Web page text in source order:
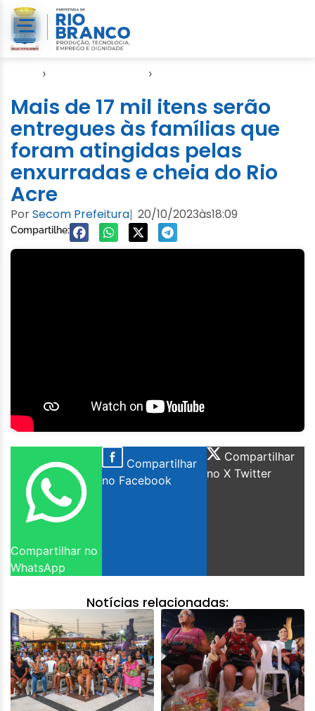
› ›
Mais de 17 mil itens serão
entregues às famílias que
foram atingidas pelas
enxurradas e cheia do Rio
Acre
PorSecom Prefeitura| 20/10/2023às18:09
Compartilhe:
Compartilhar no
WhatsApp
Compartilhar
no Facebook
Compartilhar
no X Twitter
Notícias relacionadas: